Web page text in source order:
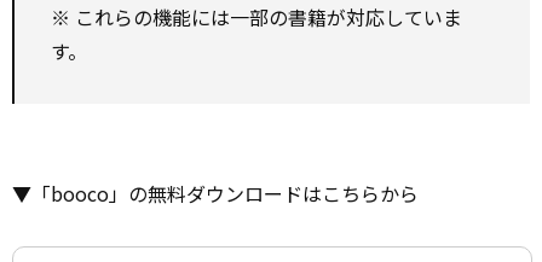
※ これらの機能には一部の書籍が対応していま
す。
▼「booco」の無料ダウンロードはこちらから